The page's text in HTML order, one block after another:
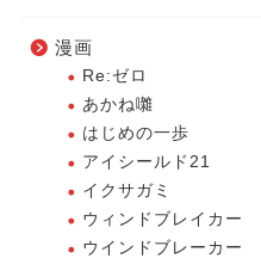
漫画
Re:ゼロ
あかね囃
はじめの一歩
アイシールド21
イクサガミ
ウィンドブレイカー
ウインドブレーカー